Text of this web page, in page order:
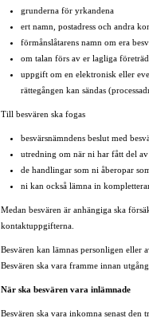
grunderna för yrkandena
ert namn, postadress och andra
förmånslåtarens namn om era
om talan förs av er lagliga
uppgift om en elektronisk eller
rättegången kan sändas
Till besvären ska fogas
besvärsnämndens beslut med
utredning om när ni har fått del av
de handlingar som ni åberopar
ni kan också lämna in
Medan besvären är anhängiga ska
kontaktuppgifterna.
Besvären kan lämnas personligen eller
Besvären ska vara framme innan
När ska besvären vara inlämnade
Besvären ska vara inkomna senast den